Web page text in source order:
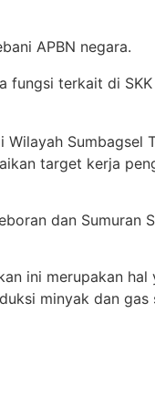
APBN negara.
terkait di
target kerja
dan Sumuran
ini merupakan
minyak dan